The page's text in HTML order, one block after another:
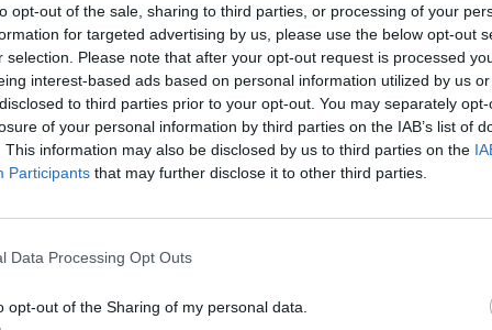
opt-out of the sale, sharing to third parties, or processing of your
for targeted advertising by us, please use the below opt-out
selection. Please note that after your opt-out request is processed
interest-based ads based on personal information utilized by us
to third parties prior to your opt-out. You may separately
of your personal information by third parties on the IAB’s list of
This information may also be disclosed by us to third parties on the
Participants that may further disclose it to other third parties.
Data Processing Opt Outs
opt-out of the Sharing of my personal data.
την τηλεθέαση του CNN, που έχει
του, το Fox News και το MSNBC, τόσο κατά τη
την προεκλογική εκστρατεία του 2024.
και οδήγησε στην ψηφιακή εποχή δύο
στον κόσμο», είπε ο πρόεδρος και
Ντέιβιντ Ζάσλαβ.